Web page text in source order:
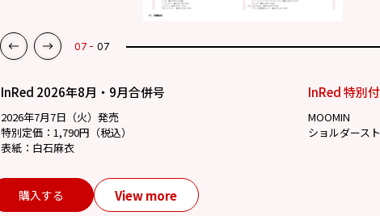
07 07
InRed 2026年8月・9月合併号
2026年7月7日（火）発売
特別定価：1,790円（税込）
表紙：白石麻衣
InRed 特別
MOOMIN
ショルダース
購入する View more